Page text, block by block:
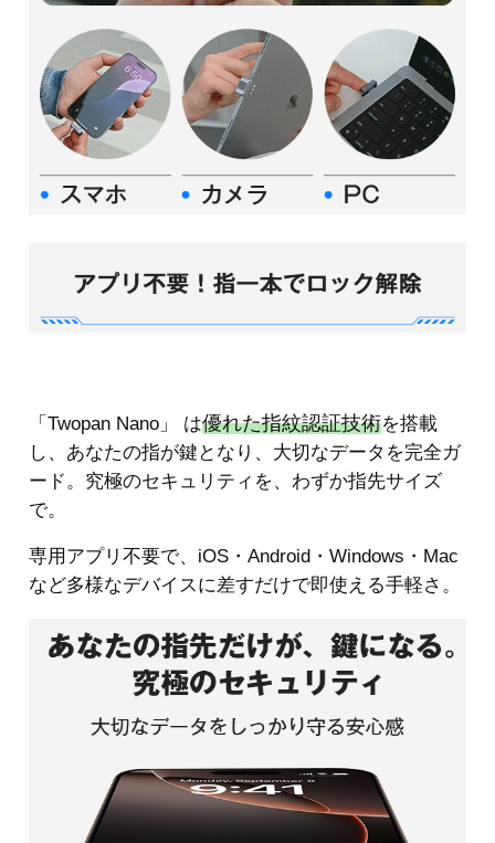
「Twopan Nano」 は優れた指紋認証技術を搭載
し、あなたの指が鍵となり、大切なデータを完全ガ
ード。究極のセキュリティを、わずか指先サイズ
で。
専用アプリ不要で、iOS・Android・Windows・Mac
など多様なデバイスに差すだけで即使える手軽さ。